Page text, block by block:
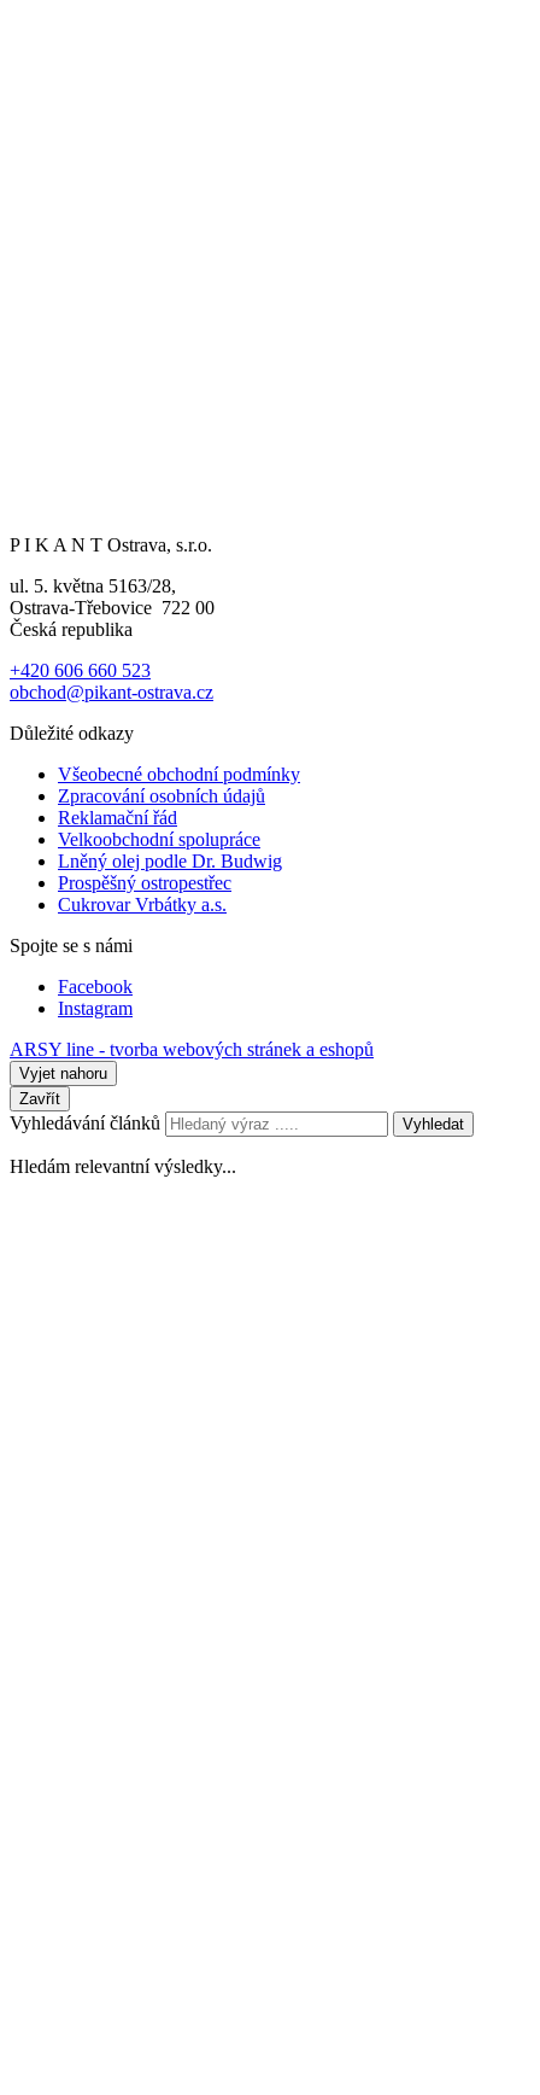
P I K A N T Ostrava, s.r.o.
ul. 5. května 5163/28,
Ostrava-Třebovice 722 00
Česká republika
+420 606 660 523
obchod@pikant-ostrava.cz
Důležité odkazy
Všeobecné obchodní podmínky
Zpracování osobních údajů
Reklamační řád
Velkoobchodní spolupráce
Lněný olej podle Dr. Budwig
Prospěšný ostropestřec
Cukrovar Vrbátky a.s.
Spojte se s námi
Facebook
Instagram
ARSY line - tvorba webových stránek a eshopů
Vyjet nahoru
Zavřít
Vyhledávání článků Vyhledat
Hledám relevantní výsledky...